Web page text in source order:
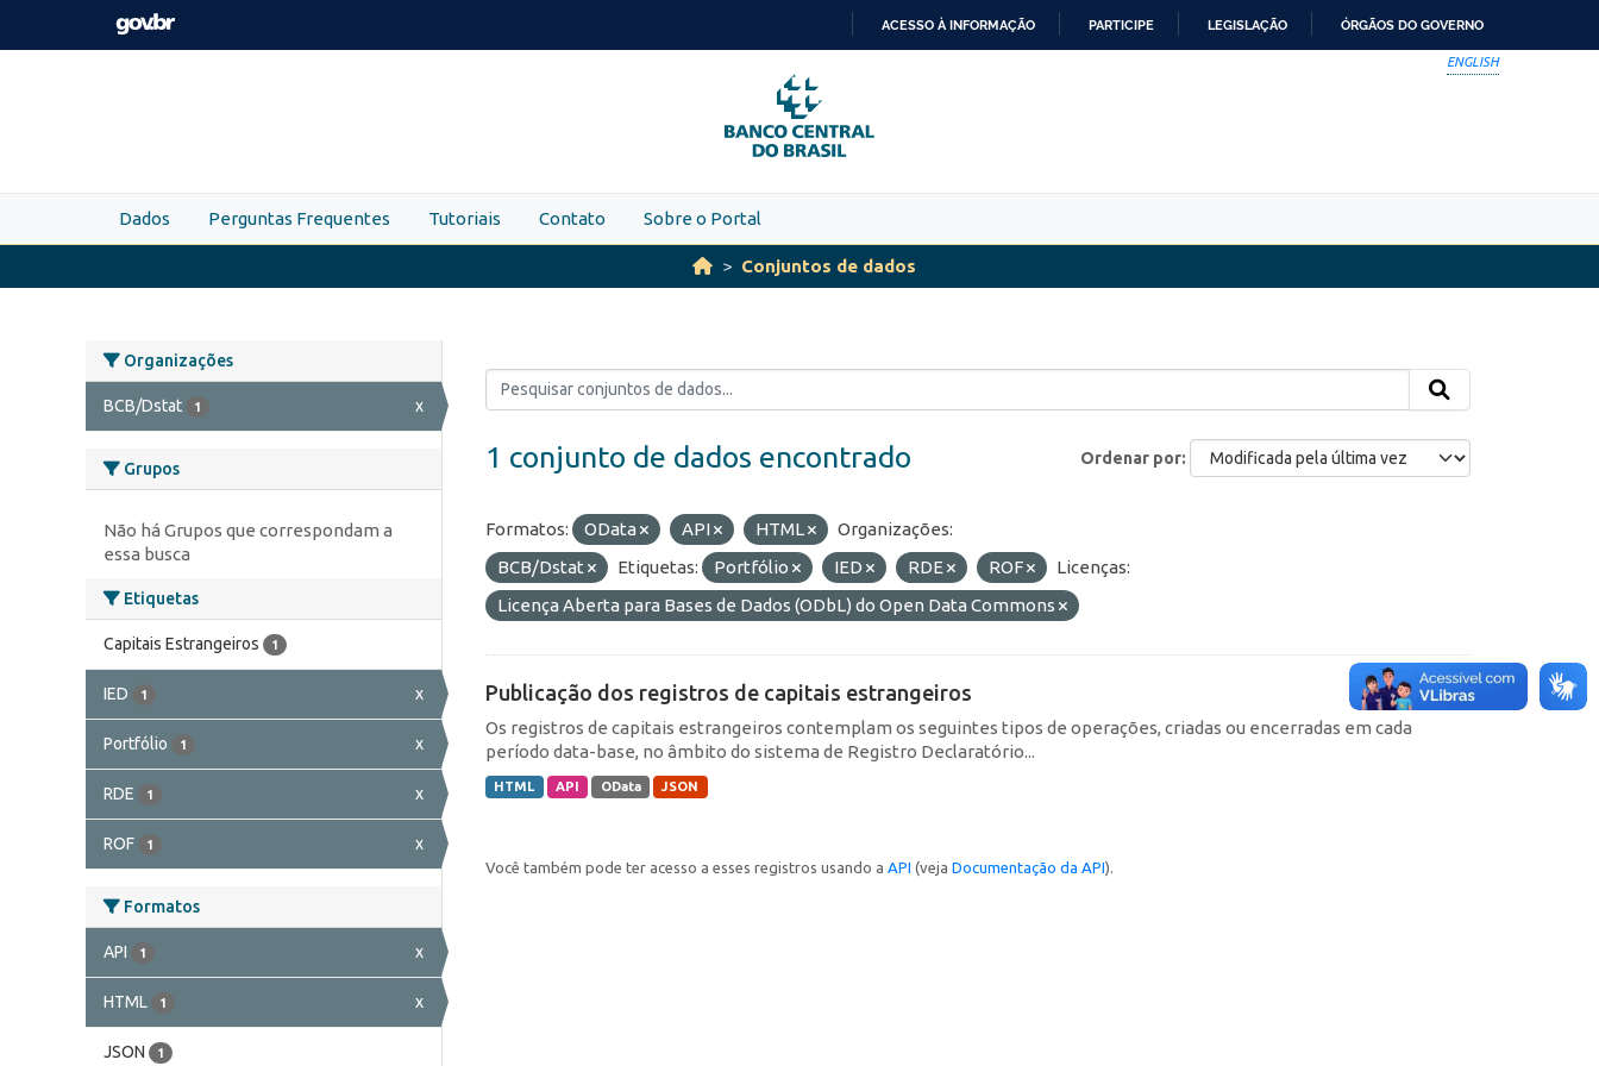
Skip to main content
PARA
O
CONTEÚDO
ACESSO À INFORMAÇÃO PARTICIPE LEGISLAÇÃO ÓRGÃOS DO GOVERNO
ENGLISH
Dados Perguntas Frequentes Tutoriais Contato Sobre o Portal
Conjuntos de dados
Organizações
BCB/Dstat 1 x
Grupos
Não há Grupos que correspondam a
essa busca
Etiquetas
Capitais Estrangeiros 1
IED 1 x
Portfólio 1 x
RDE 1 x
ROF 1 x
Formatos
API 1 x
HTML 1 x
JSON 1
Ordenar por
1 conjunto de dados encontrado
Formatos: OData API HTML
Organizações:
BCB/Dstat
Etiquetas: Portfólio IED RDE ROF
Licenças:
Licença Aberta para Bases de Dados (ODbL) do Open Data Commons
Publicação dos registros de capitais estrangeiros
Os registros de capitais estrangeiros contemplam os seguintes tipos de operações, criadas ou encerradas em cada
período data-base, no âmbito do sistema de Registro Declaratório...
HTML API OData JSON
Você também pode ter acesso a esses registros usando a API (veja Documentação da API).